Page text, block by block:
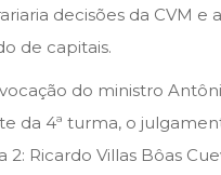
decisões da CVM e
de capitais.
do ministro
da 4ª turma, o
Ricardo Villas Bôas